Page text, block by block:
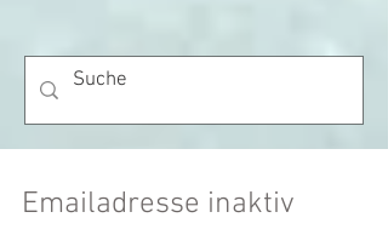
Emailadresse inaktiv